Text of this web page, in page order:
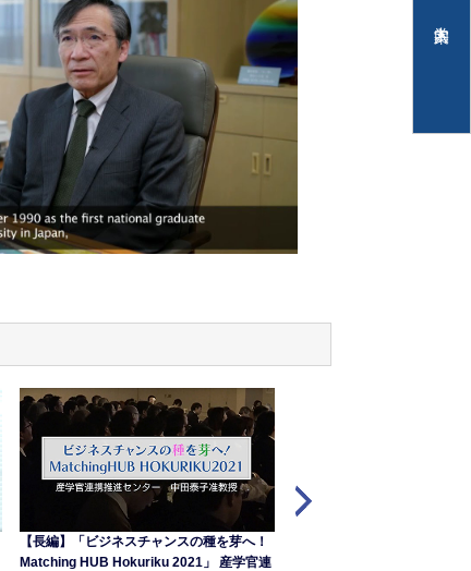
【長編】「ビジネスチャンスの種を芽へ！
Matching HUB Hokuriku 2021」 産学官連